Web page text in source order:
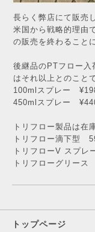
長らく弊店にて販売
米国から戦略的理由
の販売を終わること
後継品のPTフロー入
はそれ以上とのこと
100mlスプレー
450mlスプレー
トリフロー製品は在
トリフロー滴下型
トリフローV スプ
トリフローグリー
トップページ